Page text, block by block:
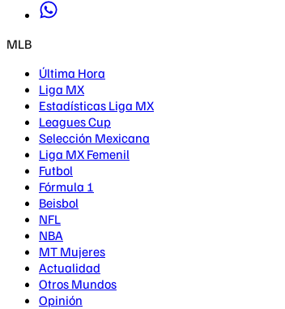
MLB
Última Hora
Liga MX
Estadísticas Liga MX
Leagues Cup
Selección Mexicana
Liga MX Femenil
Futbol
Fórmula 1
Beisbol
NFL
NBA
MT Mujeres
Actualidad
Otros Mundos
Opinión